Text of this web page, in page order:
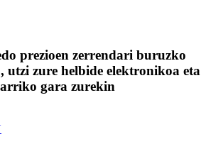
prezioen zerrendari buruzko
utzi zure helbide elektronikoa eta
gara zurekin